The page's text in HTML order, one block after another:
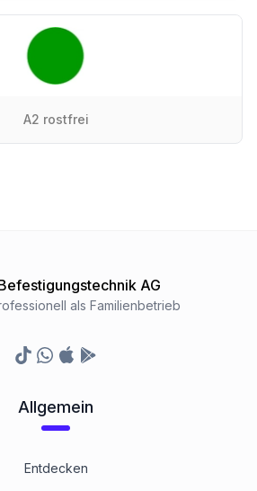
A2 rostfrei
AG
als Familienbetrieb
TikTokWhatsapp
Appstore
Google Play Store
Allgemein
Entdecken